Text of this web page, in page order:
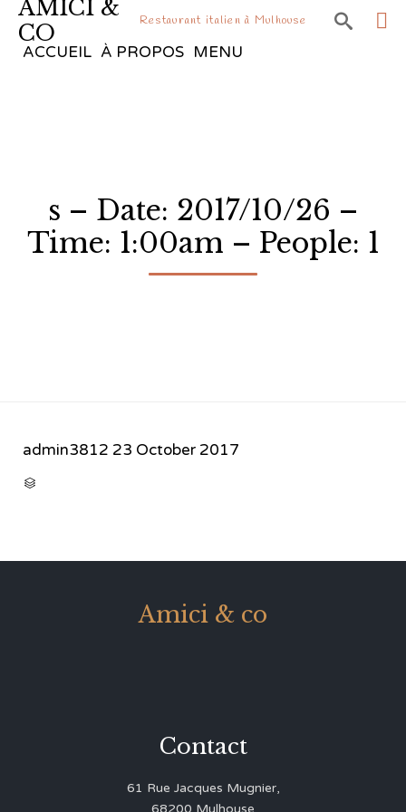
AMICI &
CO
Restaurant italien à Mulhouse 
ACCUEIL À PROPOS MENU
s – Date: 2017/10/26 –
Time: 1:00am – People: 1
admin3812 23 October 2017

Amici & co
Contact
61 Rue Jacques Mugnier,